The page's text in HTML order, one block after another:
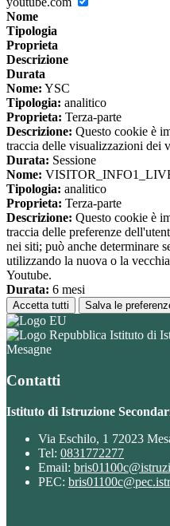
Nome
Tipologia
Proprieta
Descrizione
Durata
Nome: YSC
Tipologia: analitico
Proprieta: Terza-parte
Descrizione: Questo cookie è
traccia delle visualizzazioni dei
Durata: Sessione
Nome:
Tipologia: analitico
Proprieta: Terza-parte
Descrizione: Questo cookie è
traccia delle preferenze
nei siti; può anche determinare
utilizzando la nuova o la
Youtube.
Durata: 6 mesi
Accetta tutti Salva le
Istituto di
Mesagne
Contatti
Istituto di Istruzione
Via Eschilo, 1 72023
Tel: 0831772277
Email:
PEC: